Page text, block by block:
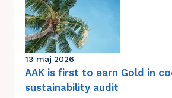
13 maj 2026
AAK is first to earn Gold in
sustainability audit